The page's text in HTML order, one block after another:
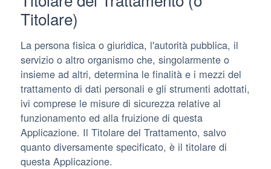
Titolare)
La persona fisica o giuridica, l'autorità pubblica, il
servizio o altro organismo che, singolarmente o
insieme ad altri, determina le finalità e i mezzi del
trattamento di dati personali e gli strumenti adottati,
ivi comprese le misure di sicurezza relative al
funzionamento ed alla fruizione di questa
Applicazione. Il Titolare del Trattamento, salvo
quanto diversamente specificato, è il titolare di
questa Applicazione.